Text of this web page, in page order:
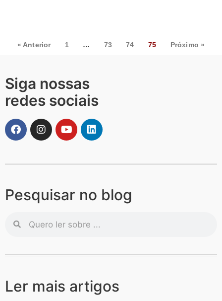
« Anterior 1 … 73 74 75 Próximo »
Siga nossas
redes sociais
Pesquisar no blog
Ler mais artigos